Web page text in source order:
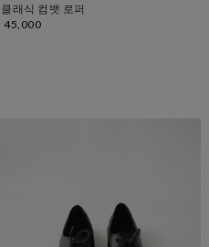
클래식 컴뱃 로퍼
45,000